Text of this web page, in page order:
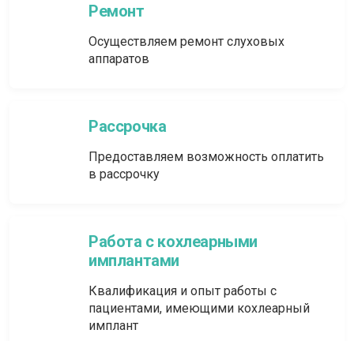
Ремонт
Осуществляем ремонт слуховых
аппаратов
Рассрочка
Предоставляем возможность оплатить
в рассрочку
Работа с кохлеарными
имплантами
Квалификация и опыт работы с
пациентами, имеющими кохлеарный
имплант